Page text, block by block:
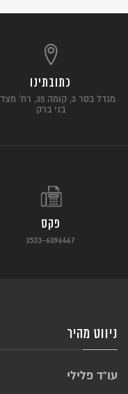
כתובתינו
בני ברק
פקס
1533-6096467
ניווט מהיר
עו”ד פלילי